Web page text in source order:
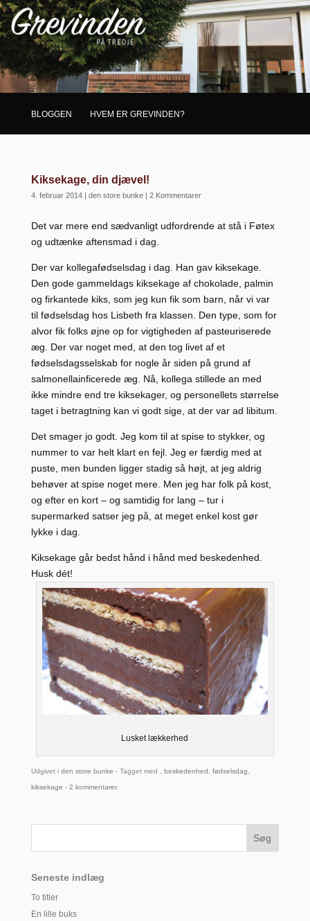
BLOGGEN HVEM ER GREVINDEN?
Kiksekage, din djævel!
4. februar 2014| den store bunke| 2 Kommentarer
Det var mere end sædvanligt udfordrende at stå i Føtex
og udtænke aftensmad i dag.
Der var kollegafødselsdag i dag. Han gav kiksekage.
Den gode gammeldags kiksekage af chokolade, palmin
og firkantede kiks, som jeg kun fik som barn, når vi var
til fødselsdag hos Lisbeth fra klassen. Den type, som for
alvor fik folks øjne op for vigtigheden af pasteuriserede
æg. Der var noget med, at den tog livet af et
fødselsdagsselskab for nogle år siden på grund af
salmonellainficerede æg. Nå, kollega stillede an med
ikke mindre end tre kiksekager, og personellets størrelse
taget i betragtning kan vi godt sige, at der var ad libitum.
Det smager jo godt. Jeg kom til at spise to stykker, og
nummer to var helt klart en fejl. Jeg er færdig med at
puste, men bunden ligger stadig så højt, at jeg aldrig
behøver at spise noget mere. Men jeg har folk på kost,
og efter en kort – og samtidig for lang – tur i
supermarked satser jeg på, at meget enkel kost gør
lykke i dag.
Kiksekage går bedst hånd i hånd med beskedenhed.
Husk dét!
Lusket lækkerhed
Udgivet i den store bunke - Tagget med , beskedenhed fødselsdag
kiksekage - 2 kommentarer.
Seneste indlæg
To titler
En lille buks